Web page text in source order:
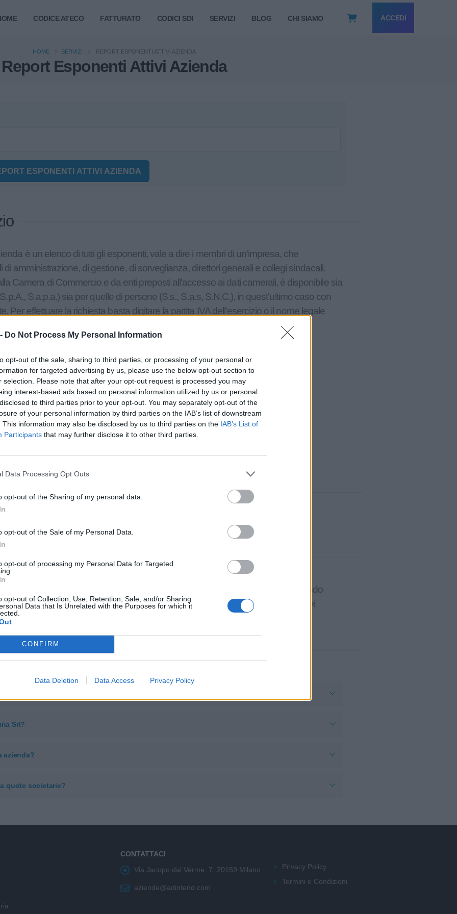
Do Not Process My Personal Information
opt-out of the sale, sharing to third parties, or processing of your personal or
for targeted advertising by us, please use the below opt-out section to
selection. Please note that after your opt-out request is processed you may
interest-based ads based on personal information utilized by us or personal
to third parties prior to your opt-out. You may separately opt-out of the
of your personal information by third parties on the IAB’s list of downstream
This information may also be disclosed by us to third parties on the IAB’s List of
Participants that may further disclose it to other third parties.
Data Processing Opt Outs
opt-out of the Sharing of my personal data.
opt-out of the Sale of my Personal Data.
opt-out of processing my Personal Data for Targeted
opt-out of Collection, Use, Retention, Sale, and/or Sharing
Data that Is Unrelated with the Purposes for which it
CONFIRM
Data Deletion Data Access Privacy Policy
CODICE ATECO FATTURATO CODICI SDI SERVIZI BLOG CHI SIAMO ACCEDI
Report Esponenti Attivi Azienda
HOME SERVIZI REPORT ESPONENTI ATTIVI AZIENDA
ESPONENTI ATTIVI AZIENDA
è un elenco di tutti gli esponenti, vale a dire i membri di un'impresa, che
amministrazione, di gestione, di sorveglianza, direttori generali e collegi sindacali.
Camera di Commercio e da enti preposti all'accesso ai dati camerali, è disponibile sia
S.a.p.a.) sia per quelle di persone (S.s., S.a.s, S.N.C.), in quest'ultimo caso con
Per effettuare la richiesta basta digitare la partita IVA dell'esercizio o il nome legale
nella barra di ricerca e attendere l'invio della lista.
Include Le Seguenti Informazioni:
S.a.p.a.)
con inserimento delle relative quote.
membri del consiglio di amministrazione)
attivi azienda
richiedi il Report esponenti attivi azienda! Cerca l'azienda per cui stai cercando
il Report esponenti attivi azienda e acquista. Riceverai il Report esponenti attivi
tua mail in pochi minuti
Srl?
azienda?
quote societarie?
CONTATTACI
Via Jacopo dal Verme, 7, 20159 Milano
aziende@adintend.com
Privacy Policy
Termini e Condizioni